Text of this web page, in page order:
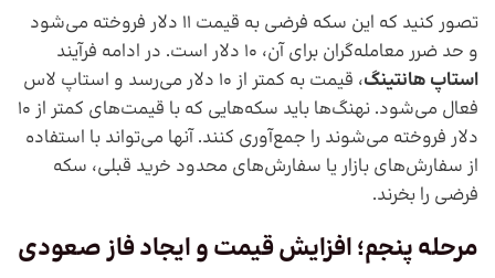
تصور کنید که این سکه فرضی به قیمت 11 دلار فروخته می‌شود
و حد ضرر معامله‌گران برای آن، 10 دلار است. در ادامه فرآیند
استاپ هانتینگ
، قیمت به کمتر از 10 دلار می‌رسد و استاپ لاس
فعال می‌شود. نهنگ‌ها باید سکه‌هایی که با قیمت‌های کمتر از ١٠
دلار فروخته می‌شوند را جمع‌آوری کنند. آنها می‌تواند با استفاده
از سفارش‌های بازار یا سفارش‌های محدود خرید قبلی، سکه
فرضی را بخرند.
مرحله پنجم؛ افزایش قیمت و ایجاد فاز صعودی